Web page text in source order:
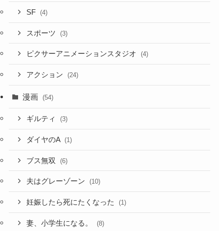
SF (4)
スポーツ (3)
ピクサーアニメーションスタジオ (4)
アクション (24)
漫画 (54)
ギルティ (3)
ダイヤのA (1)
ブス無双 (6)
夫はグレーゾーン (10)
妊娠したら死にたくなった (1)
妻、小学生になる。 (8)